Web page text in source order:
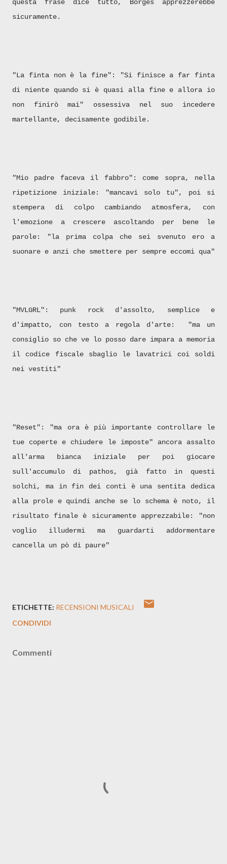
questa frase dice tutto, Borges apprezzerebbe
sicuramente.
"La finta non è la fine": "Si finisce a far finta
di niente quando si è quasi alla fine e allora io
non finirò mai" ossessiva nel suo incedere
martellante, decisamente godibile.
"Mio padre faceva il fabbro": come sopra, nella
ripetizione iniziale: "mancavi solo tu", poi si
stempera di colpo cambiando atmosfera, con
l'emozione a crescere ascoltando per bene le
parole: "la prima colpa che sei svenuto ero a
suonare e anzi che smettere per sempre eccomi qua"
"MVLGRL": punk rock d'assolto, semplice e
d'impatto, con testo a regola d'arte: "ma un
consiglio so che ve lo posso dare impara a memoria
il codice fiscale sbaglio le lavatrici coi soldi
nei vestiti"
"Reset": "ma ora è più importante controllare le
tue coperte e chiudere le imposte" ancora assalto
all'arma bianca iniziale per poi giocare
sull'accumulo di pathos, già fatto in questi
solchi, ma in fin dei conti è una sentita dedica
alla prole e quindi anche se lo schema è noto, il
risultato finale è sicuramente apprezzabile: "non
voglio illudermi ma guardarti addormentare
cancella un pò di paure"
ETICHETTE: RECENSIONI MUSICALI
CONDIVIDI
Commenti